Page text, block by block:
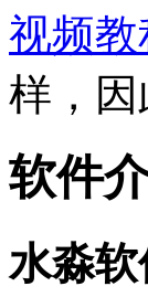
视频教
样，
软件
水淼